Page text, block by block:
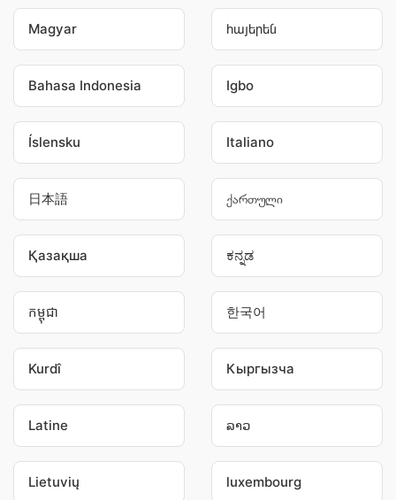
Magyar հայերեն
Bahasa Indonesia Igbo
Íslensku Italiano
日本語 ქართული
Қазақша ಕನ್ನಡ
កម្ពុជា 한국어
Kurdî Кыргызча
Latine ລາວ
Lietuvių luxembourg